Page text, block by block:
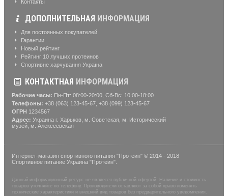
Контакты
ДОПОЛНИТЕЛЬНАЯ ИНФОРМАЦИЯ
Для постоянных покупателей
Гарантии
Новый рейтинг
Рейтинг 10 лучших протеинов
Спортивне харчування Україна
КОНТАКТНАЯ ИНФОРМАЦИЯ
Рабочие часы: Пн-Пт: 08:00-20:00, Сб-Вс: 10:00-18:00
Телефоны: +38 (063) 123-45-67, +38 (099) 123-45-67
ОГРН 1234567
Адрес: Украина г. Харьков, м. Советская, м. Исторический
музей, м. Алексеевская
Интернет-магазин спортивного питания "Протеин" © 2014 - 2018
Спортивное питание Украина "Протеин".
Данный информационный ресурс не является публичной офертой. Наличие и стоимость
товаров уточняйте по телефону. Производители оставляют за собой право изменять
технические характеристики и внешний вид товаров без предварительного уведомления.